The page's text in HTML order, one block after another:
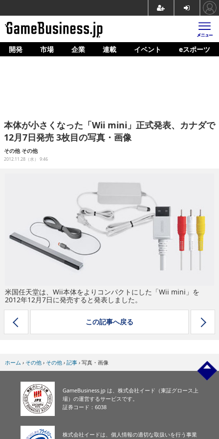
ホーム
企業動向
人材育成
eスポーツ
開発 市場 企業 連載 イベント eスポーツ
本体が小さくなった「Wii mini」正式発表、カナダで
12月7日発売 3枚目の写真・画像
その他 その他
2012.11.28（水） 9:46
米国任天堂は、Wii本体をよりコンパクトにした「Wii mini」を
2012年12月7日に発売すると発表しました。
この記事へ戻る
ホーム › その他 › その他 › 記事 › 写真・画像
GameBusiness.jp は、株式会社イード（東証グロース上
場）の運営するサービスです。
証券コード：6038
株式会社イードは、個人情報の適切な取扱いを行う事業